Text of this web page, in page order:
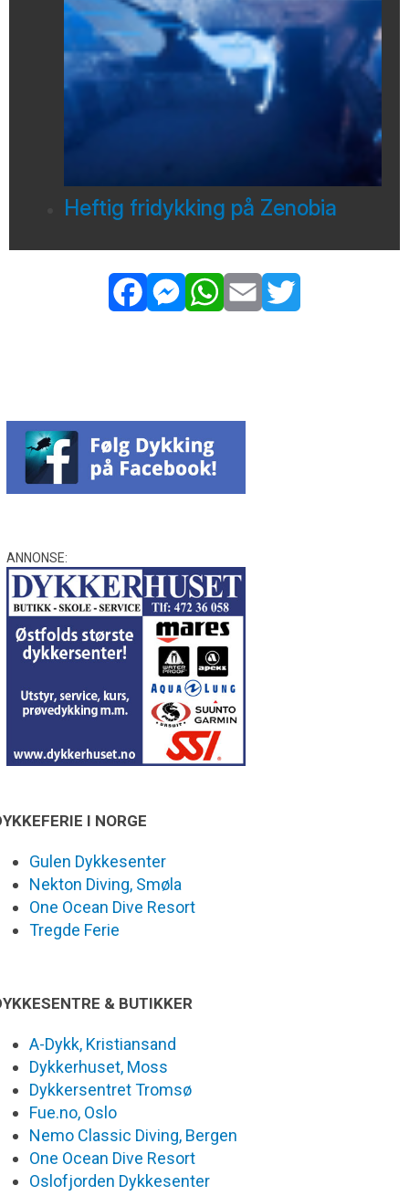
Heftig fridykking på Zenobia
ANNONSE:
I NORGE
Gulen Dykkesenter
Nekton Diving, Smøla
One Ocean Dive Resort
Tregde Ferie
& BUTIKKER
A-Dykk, Kristiansand
Dykkerhuset, Moss
Dykkersentret Tromsø
Fue.no, Oslo
Nemo Classic Diving, Bergen
One Ocean Dive Resort
Oslofjorden Dykkesenter